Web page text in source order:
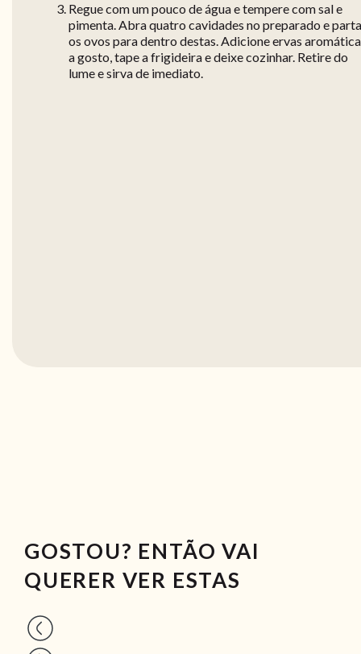
Regue com um pouco de água e tempere com sal e
pimenta. Abra quatro cavidades no preparado e parta
os ovos para dentro destas. Adicione ervas
a gosto, tape a frigideira e deixe cozinhar. Retire do
lume e sirva de imediato.
GOSTOU? ENTÃO VAI
QUERER VER ESTAS